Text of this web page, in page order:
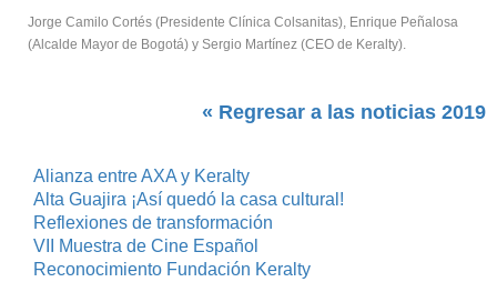
Jorge Camilo Cortés (Presidente Clínica Colsanitas), Enrique Peñalosa
(Alcalde Mayor de Bogotá) y Sergio Martínez (CEO de Keralty).
« Regresar a las noticias 2019
Alianza entre AXA y Keralty
Alta Guajira ¡Así quedó la casa cultural!
Reflexiones de transformación
VII Muestra de Cine Español
Reconocimiento Fundación Keralty